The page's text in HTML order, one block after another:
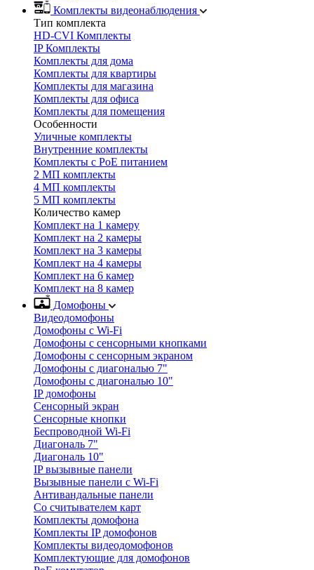
Комплекты видеонаблюдения
Тип комплекта
HD-CVI Комплекты
IP Комплекты
Комплекты для дома
Комплекты для квартиры
Комплекты для магазина
Комплекты для офиса
Комплекты для помещения
Особенности
Уличные комплекты
Внутренние комплекты
Комплекты с PoE питанием
2 МП комплекты
4 МП комплекты
5 МП комплекты
Количество камер
Комплект на 1 камеру
Комплект на 2 камеры
Комплект на 3 камеры
Комплект на 4 камеры
Комплект на 6 камер
Комплект на 8 камер
Домофоны
Видеодомофоны
Домофоны с Wi-Fi
Домофоны с сенсорными кнопками
Домофоны с сенсорным экраном
Домофоны с диагональю 7"
Домофоны с диагональю 10"
IP домофоны
Сенсорный экран
Сенсорные кнопки
Беспроводной Wi-Fi
Диагональ 7"
Диагональ 10"
IP вызывные панели
Вызывные панели с Wi-Fi
Антивандальные панели
Со считывателем карт
Комплекты домофона
Комплекты IP домофонов
Комплекты видеодомофонов
Комплектующие для домофонов